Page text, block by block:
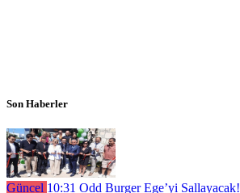
Son Haberler
Güncel 10:31 Odd Burger Ege’yi Sallayacak!